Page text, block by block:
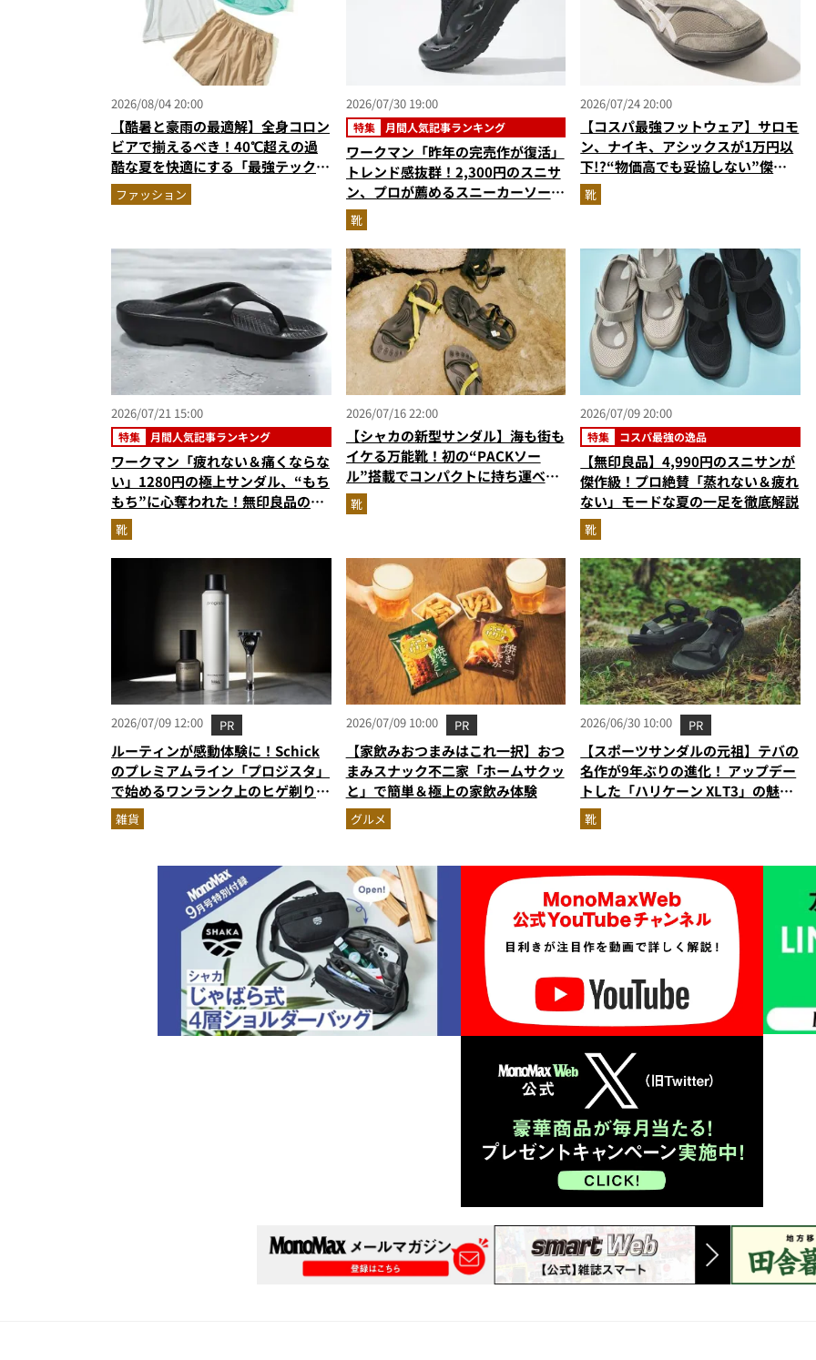
2026/08/04 20:00
【酷暑と豪雨の最適解】全身コロン
ビアで揃えるべき！40℃超えの過
酷な夏を快適にする「最強テックウ
エア」セットアップ
ファッション
2026/07/30 19:00
特集 月間人気記事ランキング
ワークマン「昨年の完売作が復活」
トレンド感抜群！2,300円のスニサ
ン、プロが薦めるスニーカーソール
搭載“走れるサンダル”…ほか【夏
シューズの人気記事ランキングベス
ト3】（2026年6月版）
靴
2026/07/24 20:00
【コスパ最強フットウェア】サロモ
ン、ナイキ、アシックスが1万円以
下!?“物価高でも妥協しない”傑作
シューズ3選
靴
2026/07/21 15:00
特集 月間人気記事ランキング
ワークマン「疲れない＆痛くならな
い」1280円の極上サンダル、“もち
もち”に心奪われた！無印良品の夏
の最適解…ほか【サンダルの人気記
事ランキングベスト3】（2026年6
月版）
靴
2026/07/16 22:00
【シャカの新型サンダル】海も街も
イケる万能靴！初の“PACKソー
ル”搭載でコンパクトに持ち運べる
新作「COVEE PA」
靴
2026/07/09 20:00
特集 コスパ最強の逸品
【無印良品】4,990円のスニサンが
傑作級！プロ絶賛「蒸れない＆疲れ
ない」モードな夏の一足を徹底解説
靴
2026/07/09 12:00 PR
ルーティンが感動体験に！Schick
のプレミアムライン「プロジスタ」
で始めるワンランク上のヒゲ剃り習
慣
雑貨
2026/07/09 10:00 PR
【家飲みおつまみはこれ一択】おつ
まみスナック不二家「ホームサクッ
と」で簡単＆極上の家飲み体験
グルメ
2026/06/30 10:00 PR
【スポーツサンダルの元祖】テバの
名作が9年ぶりの進化！ アップデー
トした「ハリケーン XLT3」の魅力
を識者があらゆる角度から徹底解
説！
靴